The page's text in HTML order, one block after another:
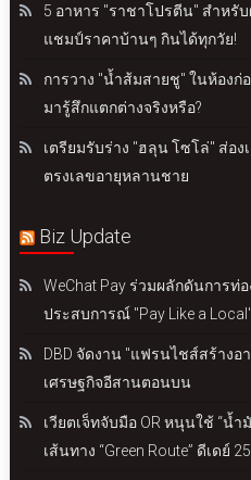
5 อาหาร "ราชาโปรตีน" สำหรั
แชมป์ราคาบ้านๆ กินได้ทุกวัย!
การวาง "น้ำส้มสายชู" ในห้องก่
มารู้สึกแตกต่างจริงหรือ?
เตรียมรับร่าง "ฮลุน โซโล่" ส่อ
ตรงเลขอายุหลานชาย
Biz Update
WeChat Pay ร่วมผลักดันการท่
ประสบการณ์ "Pay Like a Local"
DBD จัดงาน "แฟรนไชส์สร้าง
เศรษฐกิจอีสานตอนบน
เวียตเจ็ทจับมือ OR หนุนใช้ “น้ำ
เส้นทาง “Green Route” ดีเดย์